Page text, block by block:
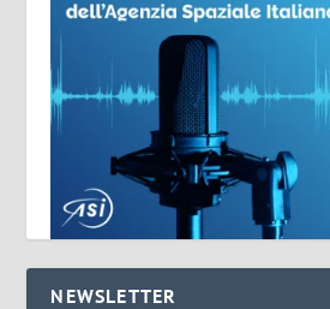
NEWSLETTER